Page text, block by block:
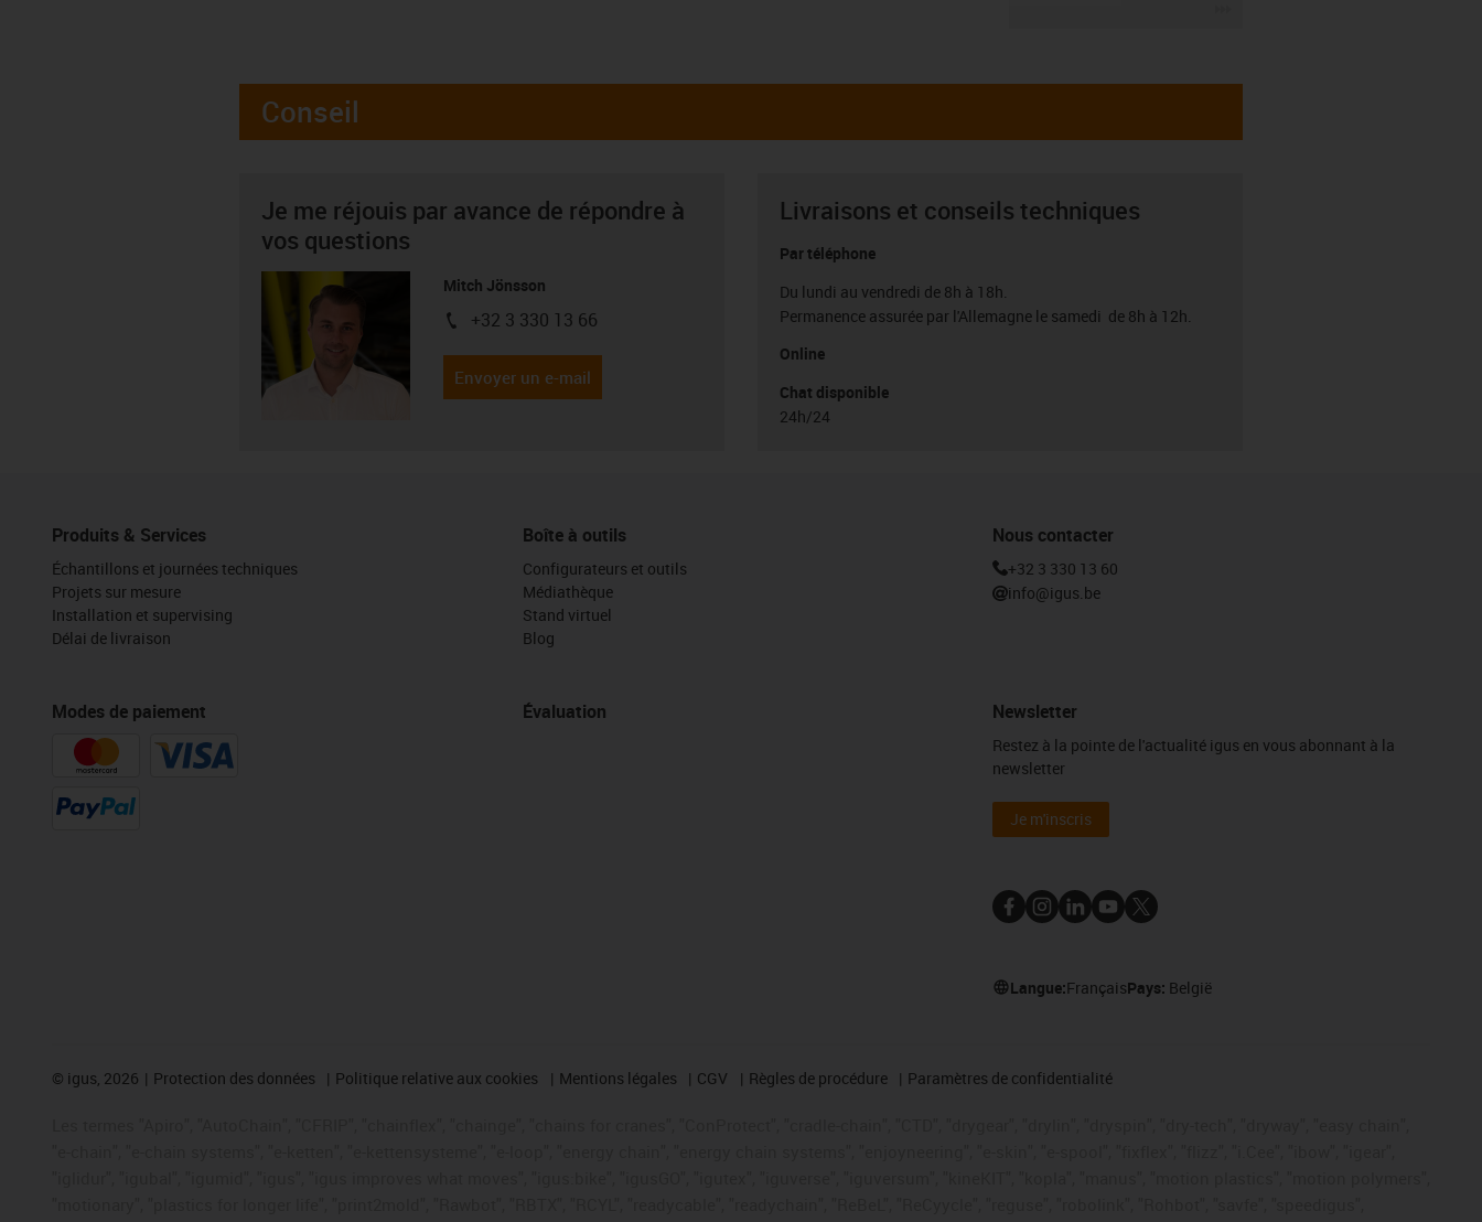
Conseil
Je me réjouis par avance de répondre à
vos questions
Mitch Jönsson
igus-icon-phone
+32 3 330 13 66
Envoyer un e-mail
Livraisons et conseils techniques
Par téléphone
Du lundi au vendredi de 8h à 18h.
Permanence assurée par l'Allemagne le samedi de 8h à 12h.
Online
Chat disponible
24h/24
Produits & Services
Échantillons et journées techniques
Projets sur mesure
Installation et supervising
Délai de livraison
Modes de paiement
Boîte à outils
Configurateurs et outils
Médiathèque
Stand virtuel
Blog
Évaluation
Nous contacter
+32 3 330 13 60
info@igus.be
Newsletter
Restez à la pointe de l'actualité igus en vous abonnant à la
newsletter
Je m'inscris
Langue:FrançaisPays: België
© igus, 2026 Protection des données Politique relative aux cookies Mentions légales CGV Règles de procédure Paramètres de confidentialité